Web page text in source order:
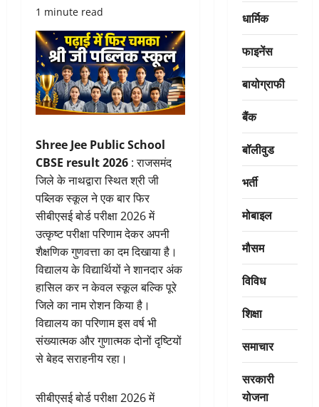
1 minute read
Shree Jee Public School
CBSE result 2026 : राजसमंद
जिले के नाथद्वारा स्थित श्री जी
पब्लिक स्कूल ने एक बार फिर
सीबीएसई बोर्ड परीक्षा 2026 में
उत्कृष्ट परीक्षा परिणाम देकर अपनी
शैक्षणिक गुणवत्ता का दम दिखाया है।
विद्यालय के विद्यार्थियों ने शानदार अंक
हासिल कर न केवल स्कूल बल्कि पूरे
जिले का नाम रोशन किया है।
विद्यालय का परिणाम इस वर्ष भी
संख्यात्मक और गुणात्मक दोनों दृष्टियों
से बेहद सराहनीय रहा।
सीबीएसई बोर्ड परीक्षा 2026 में
धार्मिक
फाइनेंस
बायोग्राफी
बैंक
बॉलीवुड
भर्ती
मोबाइल
मौसम
विविध
शिक्षा
समाचार
सरकारी
योजना